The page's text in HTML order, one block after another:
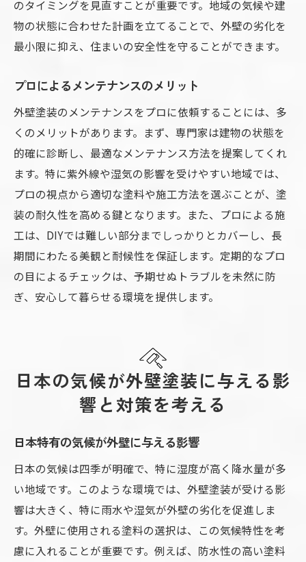
のタイミングを見直すことが重要です。地域の気候や建
物の状態に合わせた計画を立てることで、外壁の劣化を
最小限に抑え、住まいの安全性を守ることができます。
プロによるメンテナンスのメリット
外壁塗装のメンテナンスをプロに依頼することには、多
くのメリットがあります。まず、専門家は建物の状態を
的確に診断し、最適なメンテナンス方法を提案してくれ
ます。特に紫外線や湿気の影響を受けやすい地域では、
プロの視点から適切な塗料や施工方法を選ぶことが、塗
装の耐久性を高める鍵となります。また、プロによる施
工は、DIYでは難しい部分までしっかりとカバーし、長
期間にわたる美観と耐候性を保証します。定期的なプロ
の目によるチェックは、予期せぬトラブルを未然に防
ぎ、安心して暮らせる環境を提供します。
日本の気候が外壁塗装に与える影
響と対策を考える
日本特有の気候が外壁に与える影響
日本の気候は四季が明確で、特に湿度が高く降水量が多
い地域です。このような環境では、外壁塗装が受ける影
響は大きく、特に雨水や湿気が外壁の劣化を促進しま
す。外壁に使用される塗料の選択は、この気候特性を考
慮に入れることが重要です。例えば、防水性の高い塗料